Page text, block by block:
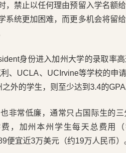
，禁止以任何理由预留入学名额
系统更加困难，而更多机会将留
身份进入加州大学的录取率
、UCLA、UCIrvine等学校的申
外的学生，则至少达到3.4的GPA
非常低廉，通常只占国际生的
，加州本州学生每天总费用
便宜近3万美元（约19万人民币）